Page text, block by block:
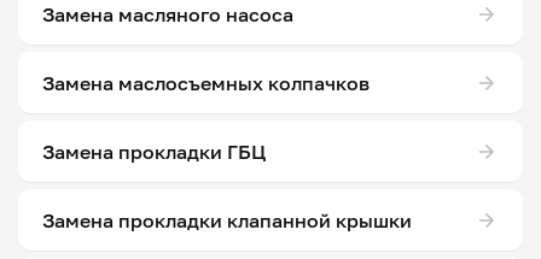
Замена масляного насоса
Замена маслосъемных колпачков
Замена прокладки ГБЦ
Замена прокладки клапанной крышки